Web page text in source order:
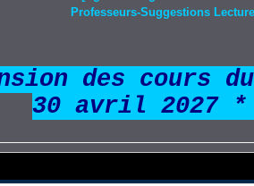
Professeurs-Suggestions
des cours
30 avril 2027 *